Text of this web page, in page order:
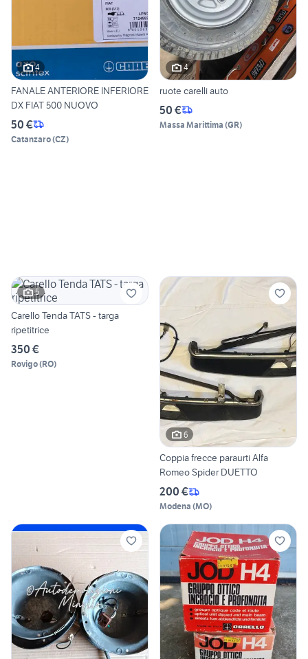
4
FANALE ANTERIORE INFERIORE
DX FIAT 500 NUOVO
50 €
Catanzaro(CZ)
4
ruote carelli auto
50 €
Massa Marittima (GR)
5
Carello Tenda TATS - targa
ripetitrice
350 €
Rovigo(RO)
6
Coppia frecce paraurti Alfa
Romeo Spider DUETTO
200 €
Modena (MO)